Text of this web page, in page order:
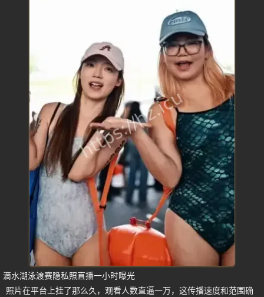
滴水湖泳渡赛隐私照直播一小时曝光
照片在平台上挂了那么久，观看人数直逼一万，这传播速度和范围确